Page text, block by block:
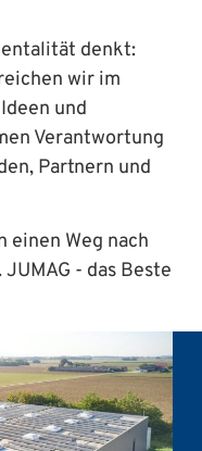
denkt:
wir im
und
Verantwortung
Partnern und
einen Weg nach
- das Beste